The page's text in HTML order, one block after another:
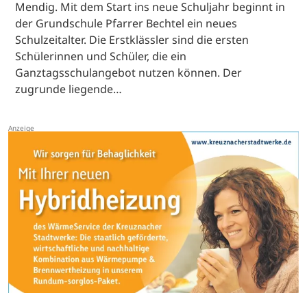
Mendig. Mit dem Start ins neue Schuljahr beginnt in
der Grundschule Pfarrer Bechtel ein neues
Schulzeitalter. Die Erstklässler sind die ersten
Schülerinnen und Schüler, die ein
Ganztagsschulangebot nutzen können. Der
zugrunde liegende…